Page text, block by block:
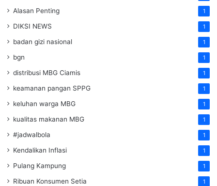
Alasan Penting 1
DIKSI NEWS 1
badan gizi nasional 1
bgn 1
distribusi MBG Ciamis 1
keamanan pangan SPPG 1
keluhan warga MBG 1
kualitas makanan MBG 1
#jadwalbola 1
Kendalikan Inflasi 1
Pulang Kampung 1
Ribuan Konsumen Setia 1